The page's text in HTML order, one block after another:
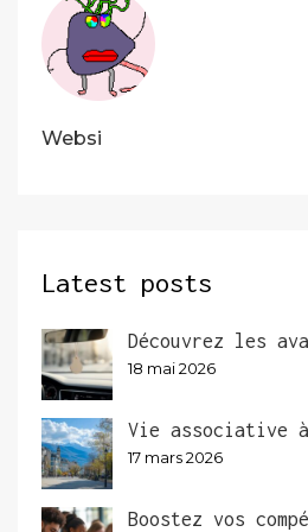
Websi
Latest posts
Découvrez les
18 mai 2026
Vie associative
17 mars 2026
Boostez vos